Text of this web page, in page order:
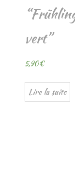
vert”
5,90€
Lire la suite